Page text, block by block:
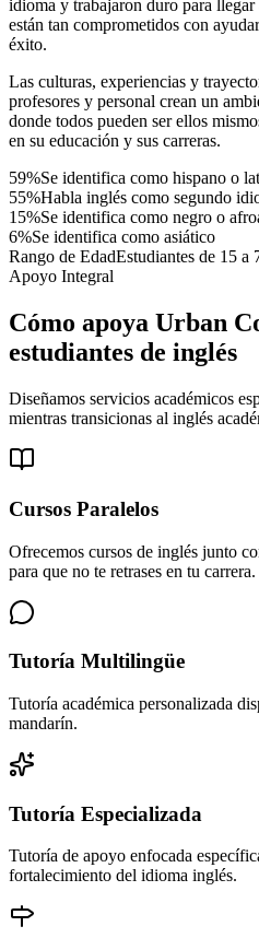
idioma y trabajaron duro para llegar
están tan comprometidos con
éxito.
Las culturas, experiencias y
profesores y personal crean un
donde todos pueden ser ellos
en su educación y sus carreras.
59%Se identifica como hispano o
55%Habla inglés como segundo
15%Se identifica como negro o
6%Se identifica como asiático
Rango de EdadEstudiantes de 15 a
Apoyo Integral
Cómo apoya Urban
estudiantes de inglés
Diseñamos servicios académicos
mientras transicionas al inglés
Cursos Paralelos
Ofrecemos cursos de inglés junto
para que no te retrases en tu carrera.
Tutoría Multilingüe
Tutoría académica personalizada
mandarín.
Tutoría Especializada
Tutoría de apoyo enfocada
fortalecimiento del idioma inglés.